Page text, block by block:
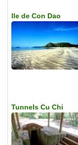
Ile de Con Dao
Tunnels Cu Chi